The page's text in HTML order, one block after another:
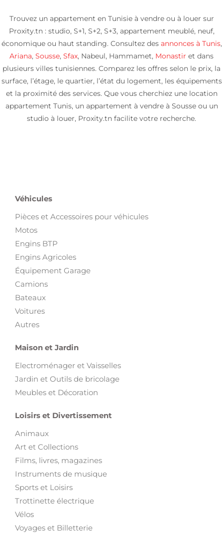
Trouvez un appartement en Tunisie à vendre ou à louer sur
Proxity.tn : studio, S+1, S+2, S+3, appartement meublé, neuf,
économique ou haut standing. Consultez desannonces à Tunis,
Ariana, Sousse, Sfax, Nabeul, Hammamet, Monastir et dans
plusieurs villes tunisiennes. Comparez les offres selon le prix, la
surface, l’étage, le quartier, l’état du logement, les équipements
et la proximité des services. Que vous cherchiez une location
appartement Tunis, un appartement à vendre à Sousse ou un
studio à louer, Proxity.tn facilite votre recherche.
Véhicules
Pièces et Accessoires pour véhicules
Motos
Engins BTP
Engins Agricoles
Équipement Garage
Camions
Bateaux
Voitures
Autres
Maison et Jardin
Electroménager et Vaisselles
Jardin et Outils de bricolage
Meubles et Décoration
Loisirs et Divertissement
Animaux
Art et Collections
Films, livres, magazines
Instruments de musique
Sports et Loisirs
Trottinette électrique
Vélos
Voyages et Billetterie